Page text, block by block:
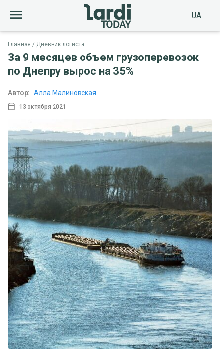
UA
Главная Дневник логиста
За 9 месяцев объем грузоперевозок
по Днепру вырос на 35%
13 октября 2021
Автор: Алла Малиновская